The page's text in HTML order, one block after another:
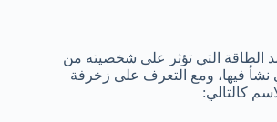
الطاقة التي تؤثر على شخصيته من
نشأ فيها، ومع التعرف على زخرفة
كالتالي: